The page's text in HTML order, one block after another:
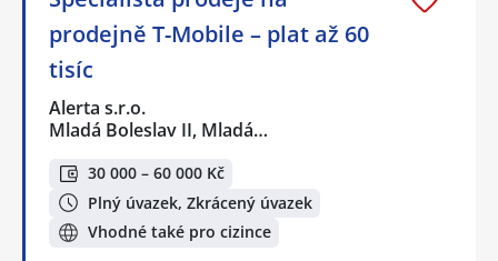
prodejně T-Mobile – plat až 60
tisíc
Alerta s.r.o.
Mladá Boleslav II, Mladá…
30 000 – 60 000 Kč
Plný úvazek, Zkrácený úvazek
Vhodné také pro cizince